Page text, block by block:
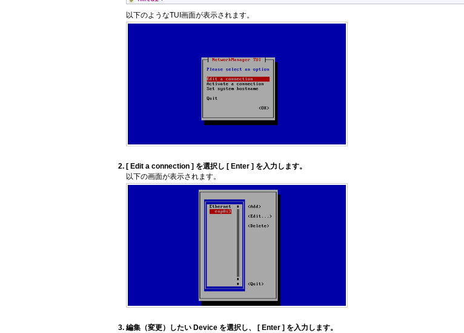
以下のようなTUI画面が表示されます。
[ Edit a connection ] を選択し [ Enter ] を入力します。
以下の画面が表示されます。
編集（変更）したい Device を選択し、 [ Enter ] を入力します。